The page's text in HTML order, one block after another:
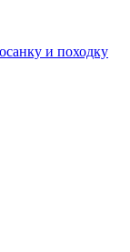
и походку